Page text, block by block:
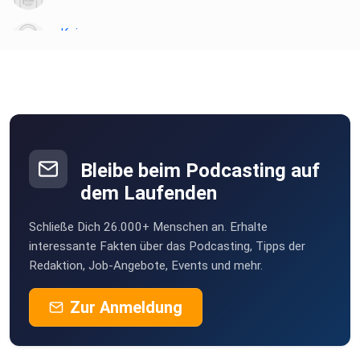
Koiser
Thaleischweiler-Fröschen
MLindaK
Euskirchen
Steineroth
tytpx3mc
Bleibe beim Podcasting auf
dem Laufenden
Schließe Dich 26.000+ Menschen an. Erhalte
interessante Fakten über das Podcasting, Tipps der
Redaktion, Job-Angebote, Events und mehr.
Zur Anmeldung